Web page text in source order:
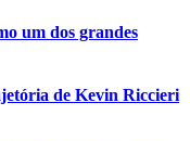
um dos grandes
de Kevin Riccieri